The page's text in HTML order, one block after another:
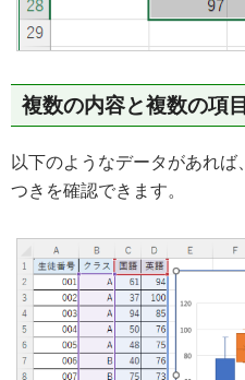
複数の内容と複数の項
以下のようなデータがあれ
つきを確認できます。